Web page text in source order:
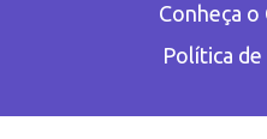
Conheça o
Política de